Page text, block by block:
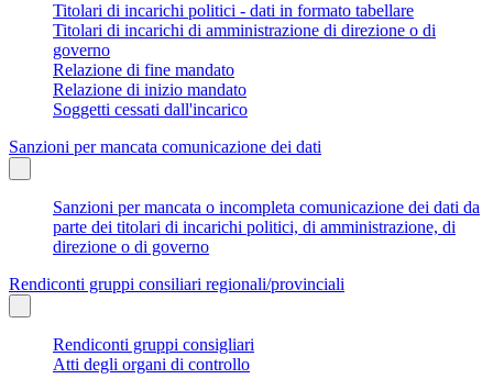
Titolari di incarichi politici - dati in formato tabellare
Titolari di incarichi di amministrazione di direzione o di
governo
Relazione di fine mandato
Relazione di inizio mandato
Soggetti cessati dall'incarico
Sanzioni per mancata comunicazione dei dati
Sanzioni per mancata o incompleta comunicazione dei dati da
parte dei titolari di incarichi politici, di amministrazione, di
direzione o di governo
Rendiconti gruppi consiliari regionali/provinciali
Rendiconti gruppi consigliari
Atti degli organi di controllo